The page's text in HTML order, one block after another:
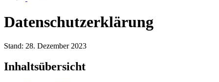
Datenschutzerklärung
Stand: 28. Dezember 2023
Inhaltsübersicht